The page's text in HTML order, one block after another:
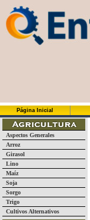
Página Inicial
Aspectos Generales
Arroz
Girasol
Lino
Maíz
Soja
Sorgo
Trigo
Cultivos Alternativos